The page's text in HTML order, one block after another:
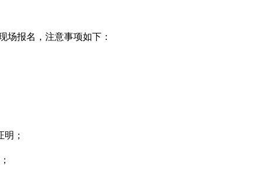
报名，注意事项如下：
；